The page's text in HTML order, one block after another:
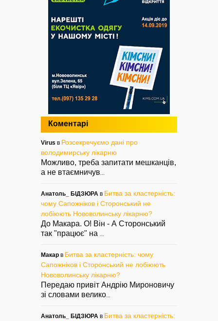
Коментарі
Virus в Розсекречуємо дані про
володимирську лікарню
Можливо, треба запитати мешканців,
а не втаємничув
Анатоль_ БІДЗЮРА в Битва за кластерність:
чому Сапожніков і Сторонський не
лобіюють Нововолинську лікарню?
До Макара. О! Він - А Сторонський
так "працює" на
Макар в Битва за кластерність: чому
Сапожніков і Сторонський не лобіюють
Нововолинську лікарню?
Передаю привіт Андрію Мироновичу
зі словами велико
Анатоль_ БІДЗЮРА в Битва за кластерність: